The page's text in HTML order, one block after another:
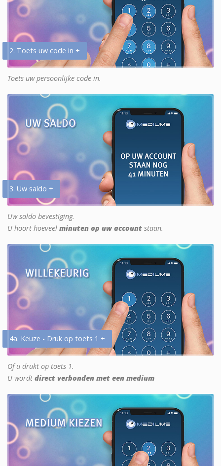
2. Toets uw code in +
Toets uw persoonlijke code in.
3. Uw saldo +
Uw saldo bevestiging.
U hoort hoeveel minuten op uw account staan.
4a. Keuze - Druk op toets 1 +
Of u drukt op toets 1.
U wordt direct verbonden met een medium